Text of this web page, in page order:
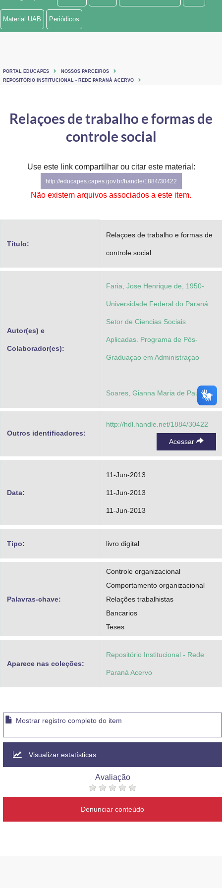
Ministério de Minas e Energia
Ministério do Turismo
Controladoria-Geral da União
Secretaria-Geral
Material UAB Periódicos
PORTAL EDUCAPES
NOSSOS PARCEIROS
REPOSITÓRIO INSTITUCIONAL - REDE PARANÁ ACERVO
Relaçoes de trabalho e formas de
controle social
Use este link compartilhar ou citar este material:
http://educapes.capes.gov.br/handle/1884/30422
Não existem arquivos associados a este item.
Título:
Relaçoes de trabalho e formas de
controle social
Autor(es) e
Colaborador(es):
Faria, Jose Henrique de, 1950-
Universidade Federal do Paraná.
Setor de Ciencias Sociais
Aplicadas. Programa de Pós-
Graduaçao em Administraçao
Soares, Gianna Maria de Paula
Outros identificadores:
http://hdl.handle.net/1884/30422
Acessar
Data:
11-Jun-2013
11-Jun-2013
11-Jun-2013
Tipo: livro digital
Palavras-chave:
Controle organizacional
Comportamento organizacional
Relações trabalhistas
Bancarios
Teses
Aparece nas coleções:
Repositório Institucional - Rede
Paraná Acervo
Mostrar registro completo do item
Visualizar estatísticas
Avaliação
Denunciar conteúdo